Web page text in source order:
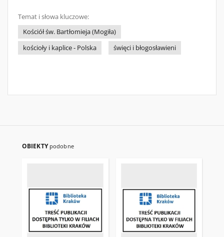
Temat i słowa kluczowe:
Kościół św. Bartłomieja (Mogiła)
kościoły i kaplice - Polska
święci i błogosławieni
OBIEKTY podobne